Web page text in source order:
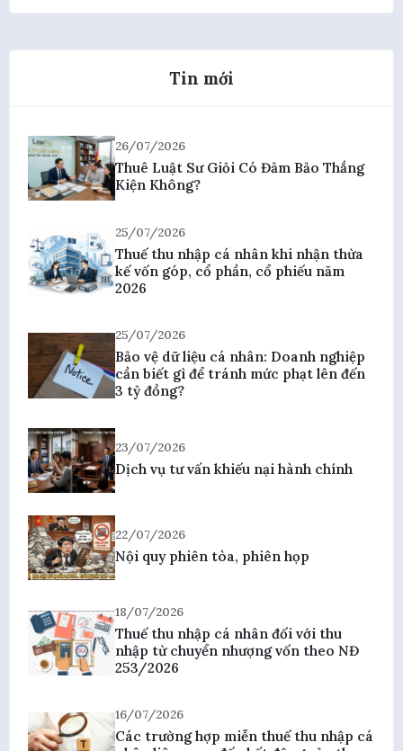
Tin mới
26/07/2026
Thuê Luật Sư Giỏi Có Đảm Bảo Thắng
Kiện Không?
25/07/2026
Thuế thu nhập cá nhân khi nhận thừa
kế vốn góp, cổ phần, cổ phiếu năm
2026
25/07/2026
Bảo vệ dữ liệu cá nhân: Doanh nghiệp
cần biết gì để tránh mức phạt lên đến
3 tỷ đồng?
23/07/2026
Dịch vụ tư vấn khiếu nại hành chính
22/07/2026
Nội quy phiên tòa, phiên họp
18/07/2026
Thuế thu nhập cá nhân đối với thu
nhập từ chuyển nhượng vốn theo NĐ
253/2026
16/07/2026
Các trường hợp miễn thuế thu nhập cá